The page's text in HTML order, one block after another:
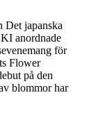
japanska
anordnade
för
Flower
på den
blommor har